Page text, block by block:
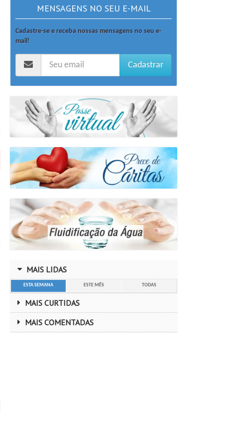
MENSAGENS NO SEU E-MAIL
Cadastre-se e receba nossas mensagens no seu e-
mail!
Cadastrar
MAIS LIDAS
ESTA SEMANA ESTE MÊS TODAS
MAIS CURTIDAS
MAIS COMENTADAS